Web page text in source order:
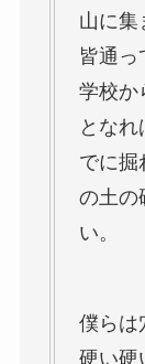
山に集
皆通っ
学校か
とな
でに掘
の土の
い。
僕らは
硬い硬